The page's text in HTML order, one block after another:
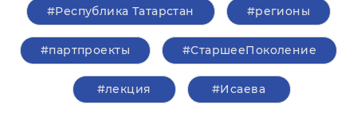
#Республика Татарстан #регионы
#партпроекты #СтаршееПоколение
#лекция #Исаева